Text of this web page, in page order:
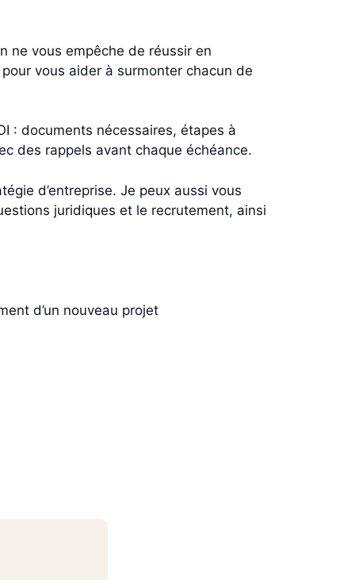
ne vous empêche de réussir en
vous aider à surmonter chacun de
: documents nécessaires, étapes à
des rappels avant chaque échéance.
d’entreprise. Je peux aussi vous
juridiques et le recrutement, ainsi
d’un nouveau projet